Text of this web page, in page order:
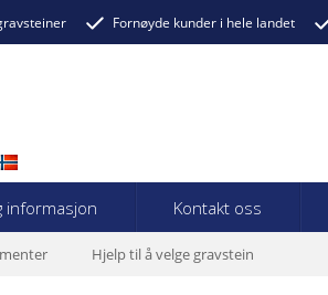
Fornøyde kunder i hele landet
informasjon Kontakt oss
Hjelp til å velge gravstein